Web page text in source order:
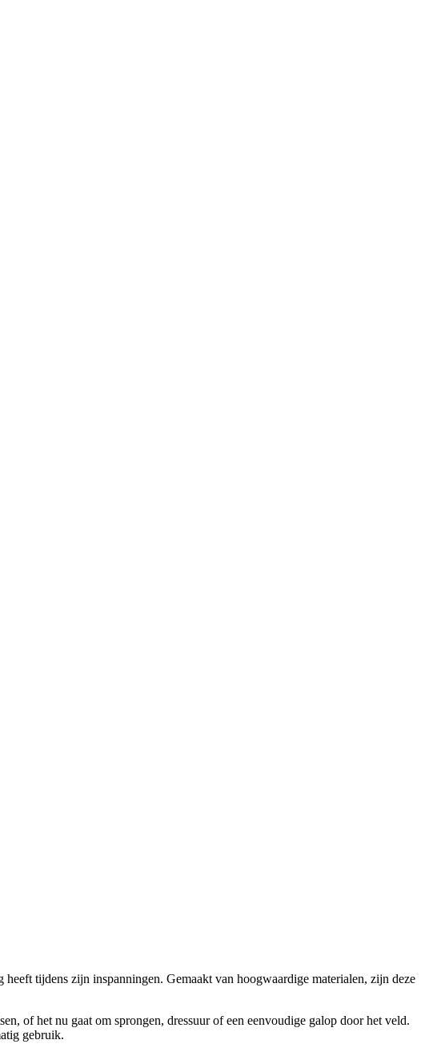
tijdens zijn inspanningen. Gemaakt van hoogwaardige materialen, zijn deze
of het nu gaat om sprongen, dressuur of een eenvoudige galop door het veld.
gebruik.